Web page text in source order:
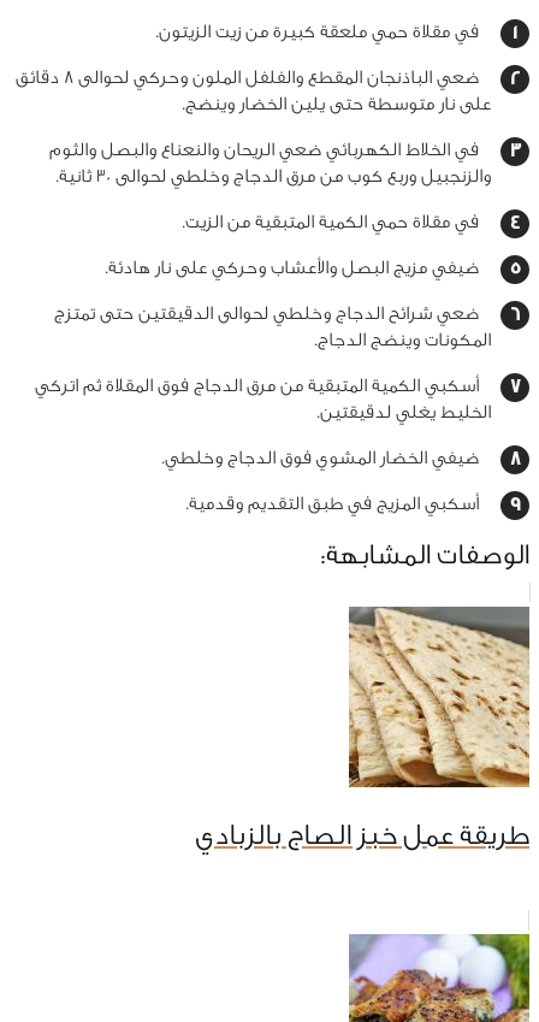
في مقلاة حمي ملعقة كبيرة من زيت الزيتون.
ضعي الباذنجان المقطع والفلفل الملون وحركي لحوالى 8 دقائق
على نار متوسطة حتى يلين الخضار وينضج.
في الخلاط الكهربائي ضعي الريحان والنعناع والبصل والثوم
والزنجبيل وربع كوب من مرق الدجاج وخلطي لحوالى 30 ثانية.
في مقلاة حمي الكمية المتبقية من الزيت.
ضيفي مزيج البصل والأعشاب وحركي على نار هادئة.
ضعي شرائح الدجاج وخلطي لحوالى الدقيقتين حتى تمتزج
المكونات وينضج الدجاج.
أسكبي الكمية المتبقية من مرق الدجاج فوق المقلاة ثم اتركي
الخليط يغلي لدقيقتين.
ضيفي الخضار المشوي فوق الدجاج وخلطي.
أسكبي المزيج في طبق التقديم وقدمية.
الوصفات المشابهة:
طريقة عمل خبز الصاج بالزبادي